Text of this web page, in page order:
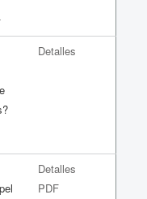
Detalles
Detalles
PDF